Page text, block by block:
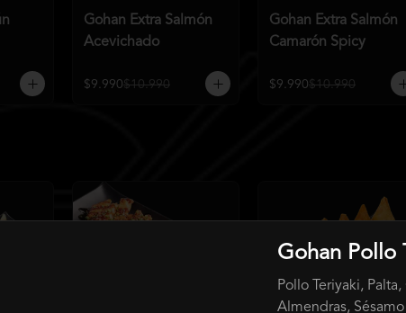
Gohan Extra Salmón
Acevichado
$9.990$10.990
Gohan Extra Salmón
Camarón Spicy
$9.990$10.990
Gohan Pollo
Pollo Teriyaki,
Almendras, Sésamo